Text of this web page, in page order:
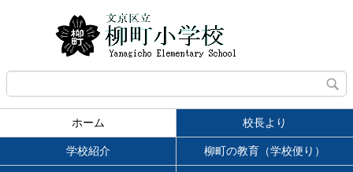
ホーム 校長より
学校紹介 柳町の教育（学校便り）